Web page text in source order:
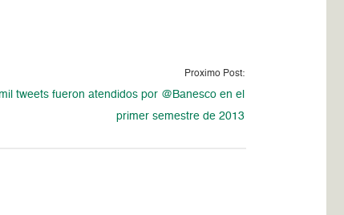
Proximo Post:
tweets fueron atendidos por @Banesco en el
primer semestre de 2013